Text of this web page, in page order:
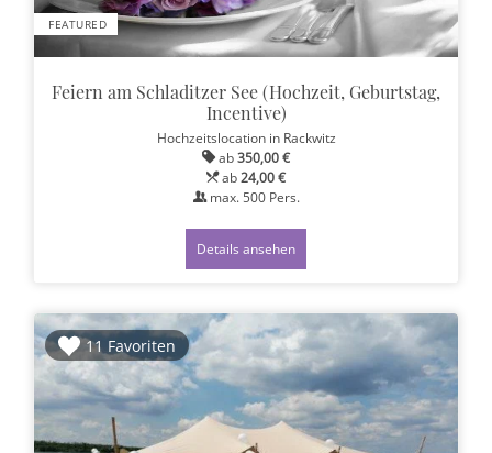
FEATURED
Feiern am Schladitzer See (Hochzeit, Geburtstag,
Incentive)
Hochzeitslocation in Rackwitz
ab350,00 €
ab24,00 €
max. 500Pers.
Details ansehen
11 Favoriten